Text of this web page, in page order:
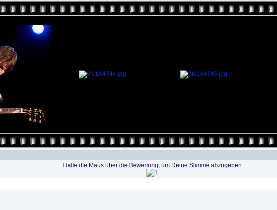
Halte die Maus über die Bewertung, um Deine Stimme abzugeben